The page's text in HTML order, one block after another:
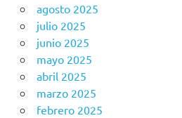
agosto 2025
julio 2025
junio 2025
mayo 2025
abril 2025
marzo 2025
febrero 2025